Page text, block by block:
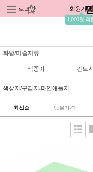
로그인 회원가입
1,000원 적
화방/미술지류
색종이
켄트
색상지/구김지/파인애플지
최신순 낮은가격